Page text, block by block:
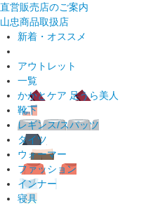
直営販売店のご案内
山忠商品取扱店
新着・オススメ
アウトレット
一覧
かかとケア 足うら美人
靴下
レギンス/スパッツ
タイツ
ウォーマー
ファッション
インナー
寝具